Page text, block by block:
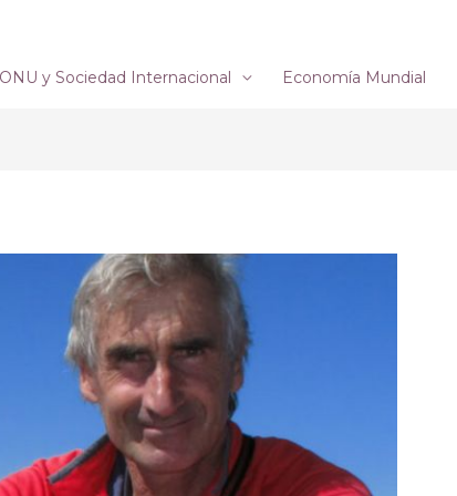
ONU y Sociedad Internacional Economía Mundial